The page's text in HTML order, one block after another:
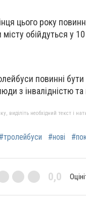
цього року
обійдуться у
повинні
з інвалідністю
виділіть необхідний текст і
#тролейбуси #нові
0,0